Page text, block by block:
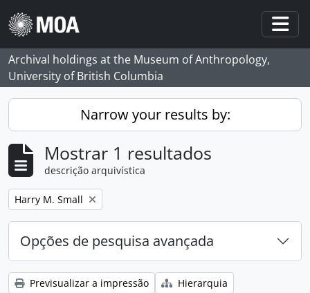
Skip to main content
Archival holdings at the Museum of Anthropology,
University of British Columbia
Narrow your results by:
Mostrar 1 resultados
descrição arquivística
Remove filter:
Harry M. Small
Opções de pesquisa avançada
Previsualizar a impressão
Hierarquia